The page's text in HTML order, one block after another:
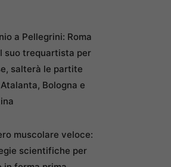
a Pellegrini: Roma
suo trequartista per
salterà le partite
Bologna e
muscolare veloce:
scientifiche per